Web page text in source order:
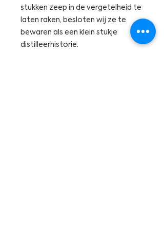
stukken zeep in de vergetelheid te
laten raken, besloten wij ze te
bewaren als een klein stukje
distilleerhistorie.